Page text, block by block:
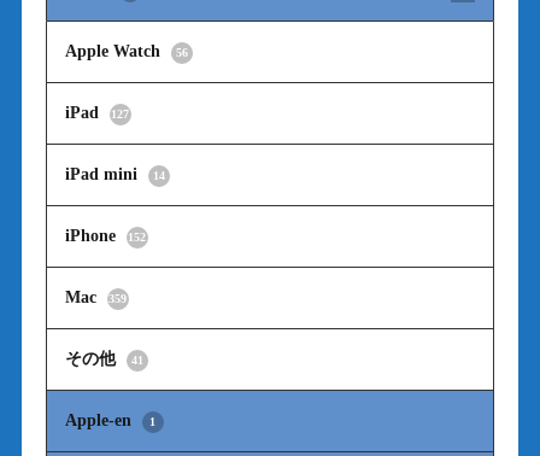
Apple Watch 56
iPad 127
iPad mini 14
iPhone 152
Mac 359
その他 41
Apple-en 1